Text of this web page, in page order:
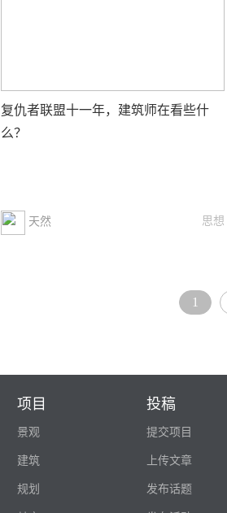
复仇者联盟十一年，建筑师在看些什
么？
天然 思想
1
项目
景观
建筑
规划
投稿
提交项目
上传文章
发布话题